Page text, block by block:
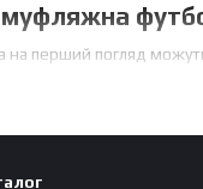
перший погляд
Мілітарі футболки